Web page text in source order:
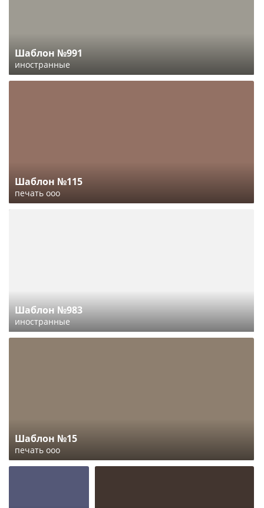
Шаблон №991
иностранные
Шаблон №115
печать ооо
Шаблон №983
иностранные
Шаблон №15
печать ооо